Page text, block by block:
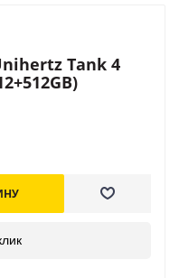
Tank 4